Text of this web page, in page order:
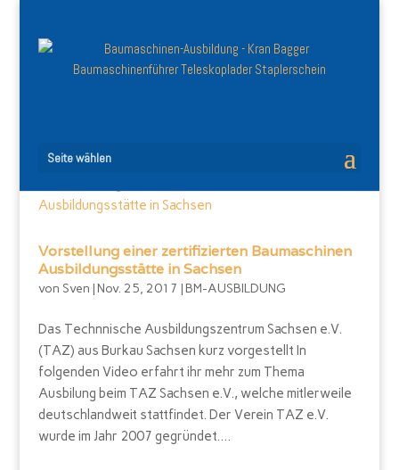
Seite wählen
Vorstellung einer zertifizierten Baumaschinen
Ausbildungsstätte in Sachsen
von Sven |Nov. 25, 2017 |BM-AUSBILDUNG
Das Technnische Ausbildungszentrum Sachsen e.V.
(TAZ) aus Burkau Sachsen kurz vorgestellt In
folgenden Video erfahrt ihr mehr zum Thema
Ausbilung beim TAZ Sachsen e.V., welche mitlerweile
deutschlandweit stattfindet. Der Verein TAZ e.V.
wurde im Jahr 2007 gegründet....